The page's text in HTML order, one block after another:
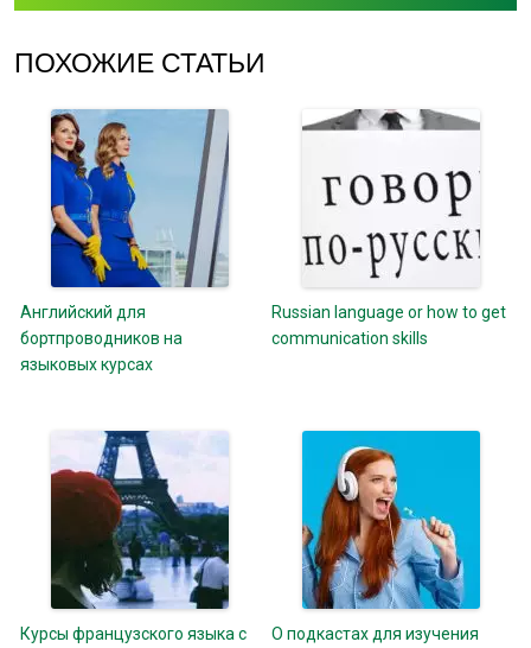
ПОХОЖИЕ СТАТЬИ
Английский для
бортпроводников на
языковых курсах
Russian language or how to get
communication skills
Курсы французского языка с
О подкастах для изучения